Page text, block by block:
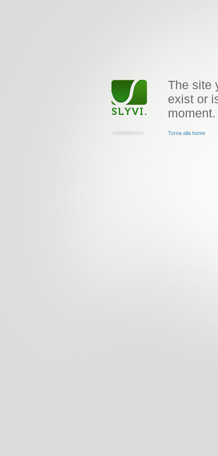
The site
exist or
moment.
Torna alla home